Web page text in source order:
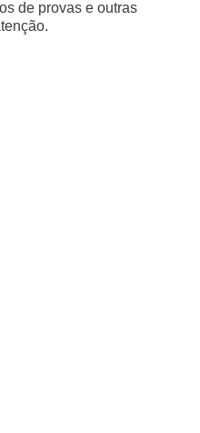
de provas e outras